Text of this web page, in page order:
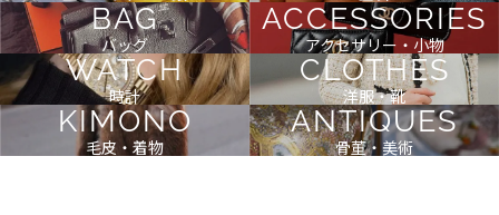
BAG
バッグ
ACCESSORIES
アクセサリー・小物
WATCH
時計
CLOTHES
洋服・靴
KIMONO
毛皮・着物
ANTIQUES
骨董・美術